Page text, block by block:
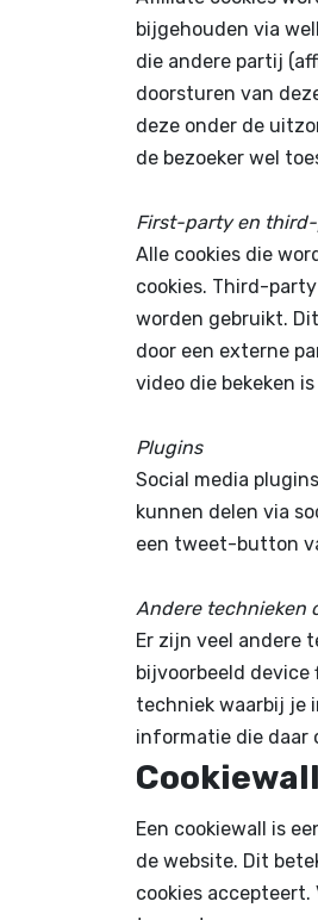
bijgehouden via
die andere partij
doorsturen van
deze onder de
de bezoeker wel
First-party en
Alle cookies die
cookies. Third-
worden gebruikt.
door een externe
video die bekeken
Plugins
Social media
kunnen delen via
een tweet-button
Andere technieken
Er zijn veel andere
bijvoorbeeld
techniek waarbij je
informatie die daar
Een cookiewall is
de website. Dit
cookies accepteert.